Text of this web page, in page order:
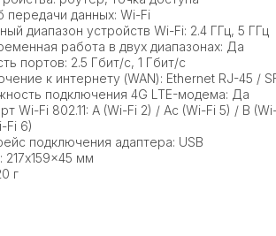
передачи данных: Wi-Fi
диапазон устройств Wi-Fi: 2.4 ГГц, 5 ГГц
работа в двух диапазонах: Да
портов: 2.5 Гбит/с, 1 Гбит/с
к интернету (WAN): Ethernet RJ-45 /
подключения 4G LTE-модема: Да
Wi-Fi 802.11: A (Wi-Fi 2) / Ac (Wi-Fi 5) / B
Fi 6)
подключения адаптера: USB
мм
г